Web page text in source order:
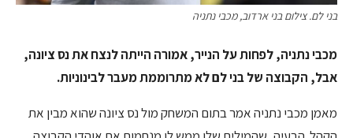
בני לם. צילום בני ארדוב, מכבי נתניה
מכבי נתניה, לפחות על הנייר, אמורה הייתה לנצח את נס ציונה,
אבל, הקבוצה של בני לם לא מתרוממת מעבר לבינוניות.
מאמן מכבי נתניה אמר בתום המשחק מול נס ציונה שהוא מבין את